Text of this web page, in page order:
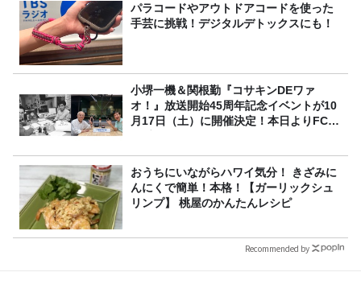
パラコードやアウトドアコードを使った
手芸に挑戦！デジタルデトックスにも！
小堺一機＆関根勤『コサキンDEワァ
オ！』放送開始45周年記念イベントが10
月17日（土）に開催決定！本日よりFC先
おうちにいながらハワイ気分！ きざみに
んにくで簡単！本格！【ガーリックシュ
リンプ】 桃屋のかんたんレシピ
Recommended by